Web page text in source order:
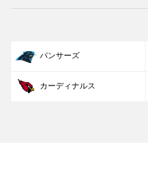
パンサーズ
カーディナルス